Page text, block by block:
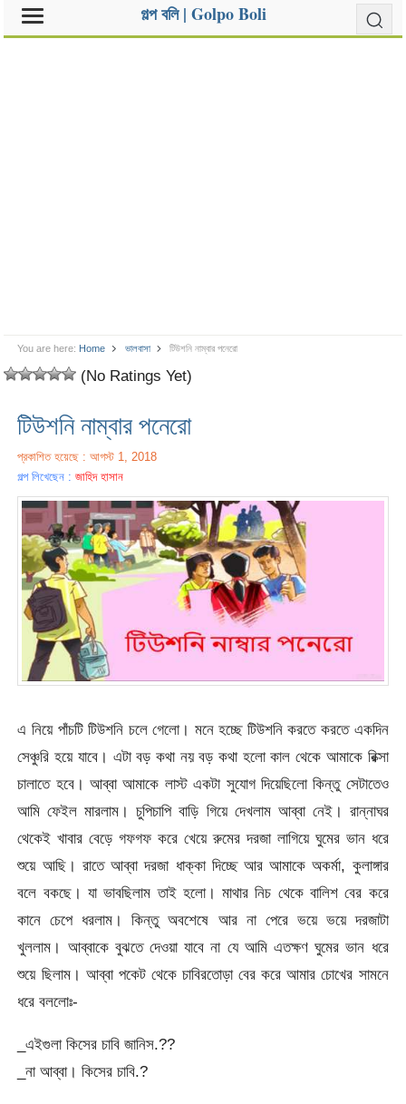
গল্প বলি | Golpo Boli
You are here: Home ভালবাসা টিউশনি নাম্বার পনেরো
(No Ratings Yet)
টিউশনি নাম্বার পনেরো
প্রকাশিত হয়েছে : আগস্ট 1, 2018
গল্প লিখেছেন :জাহিদ হাসান
এ নিয়ে পাঁচটি টিউশনি চলে গেলো। মনে হচ্ছে টিউশনি করতে করতে একদিন
সেঞ্চুরি হয়ে যাবে। এটা বড় কথা নয় বড় কথা হলো কাল থেকে আমাকে রিক্সা
চালাতে হবে। আব্বা আমাকে লাস্ট একটা সুযোগ দিয়েছিলো কিন্তু সেটাতেও
আমি ফেইল মারলাম। চুপিচাপি বাড়ি গিয়ে দেখলাম আব্বা নেই। রান্নাঘর
থেকেই খাবার বেড়ে গফগফ করে খেয়ে রুমের দরজা লাগিয়ে ঘুমের ভান ধরে
শুয়ে আছি। রাতে আব্বা দরজা ধাক্কা দিচ্ছে আর আমাকে অকর্মা, কুলাঙ্গার
বলে বকছে। যা ভাবছিলাম তাই হলো। মাথার নিচ থেকে বালিশ বের করে
কানে চেপে ধরলাম। কিন্তু অবশেষে আর না পেরে ভয়ে ভয়ে দরজাটা
খুললাম। আব্বাকে বুঝতে দেওয়া যাবে না যে আমি এতক্ষণ ঘুমের ভান ধরে
শুয়ে ছিলাম। আব্বা পকেট থেকে চাবিরতোড়া বের করে আমার চোখের সামনে
ধরে বললোঃ-
_এইগুলা কিসের চাবি জানিস.??
_না আব্বা। কিসের চাবি.?